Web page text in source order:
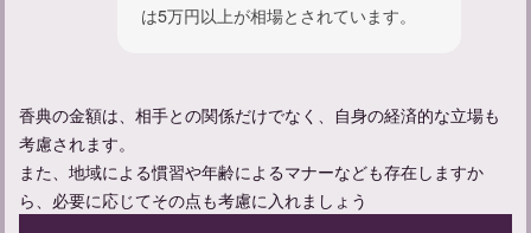
は5万円以上が相場とされています。
香典の金額は、相手との関係だけでなく、自身の経済的な立場も
考慮されます。
また、地域による慣習や年齢によるマナーなども存在しますか
ら、必要に応じてその点も考慮に入れましょう